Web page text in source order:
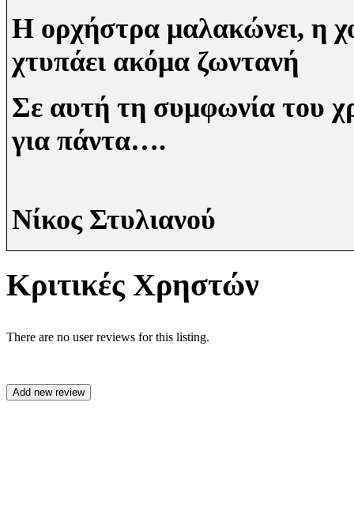
Η ορχήστρα μαλακώνει, η
χτυπάει ακόμα ζωντανή
Σε αυτή τη συμφωνία του
για πάντα….
Νίκος Στυλιανού
Κριτικές Χρηστών
There are no user reviews for this listing.